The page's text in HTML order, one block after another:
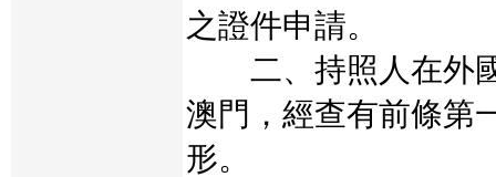
之證件申請。
二、持照人在外國
澳門，經查有前條第
形。